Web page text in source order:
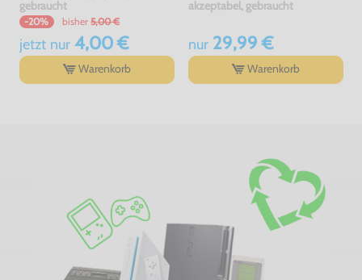
Hersteller]
gebraucht
-20% bisher 5,00 €
jetzt nur4,00 €
Warenkorb
akzeptabel, gebraucht
nur29,99 €
Warenkorb